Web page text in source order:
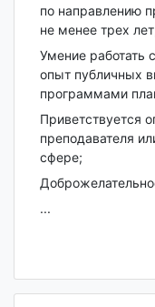
по направлению
не менее трех
Умение работать
опыт публичных
программами
Приветствуется
преподавателя
сфере;
...